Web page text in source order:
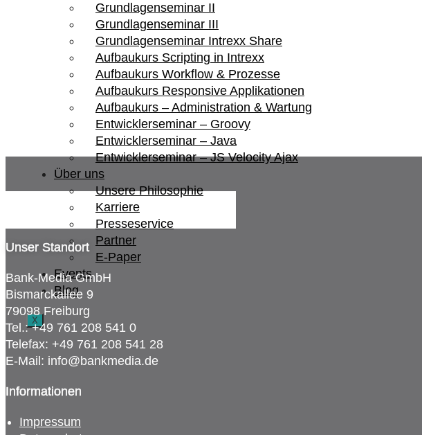
Grundlagenseminar II
Grundlagenseminar III
Grundlagenseminar Intrexx Share
Aufbaukurs Scripting in Intrexx
Aufbaukurs Workflow & Prozesse
Aufbaukurs Responsive Applikationen
Aufbaukurs – Administration & Wartung
Entwicklerseminar – Groovy
Entwicklerseminar – Java
Entwicklerseminar – JS Velocity Ajax
Über uns
Unsere Philosophie
Karriere
Presseservice
Partner
E-Paper
Events
Blog
X
Unser Standort
Bank-Media GmbH
Bismarckallee 9
79098 Freiburg
Tel.: +49 761 208 541 0
Telefax: +49 761 208 541 28
E-Mail: info@bankmedia.de
Informationen
Impressum